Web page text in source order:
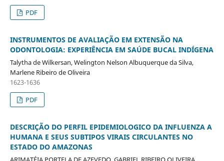
PDF
INSTRUMENTOS DE AVALIAÇÃO EM EXTENSÃO NA
ODONTOLOGIA: EXPERIÊNCIA EM SAÚDE BUCAL INDÍGENA
Talytha de Wilkersan, Welington Nelson Albuquerque da Silva,
Marlene Ribeiro de Oliveira
1623-1636
PDF
DESCRIÇÃO DO PERFIL EPIDEMIOLOGICO DA INFLUENZA A
HUMANA E SEUS SUBTIPOS VIRAIS CIRCULANTES NO
ESTADO DO AMAZONAS